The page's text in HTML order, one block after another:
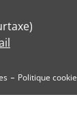
Politique cookie